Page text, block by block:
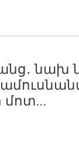
նախ
մոտ...